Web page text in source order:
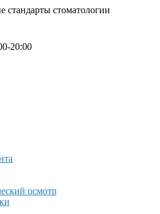
стандарты стоматологии
20:00
осмотр